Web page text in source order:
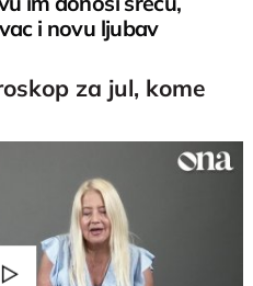
i novu ljubav
za jul, kome